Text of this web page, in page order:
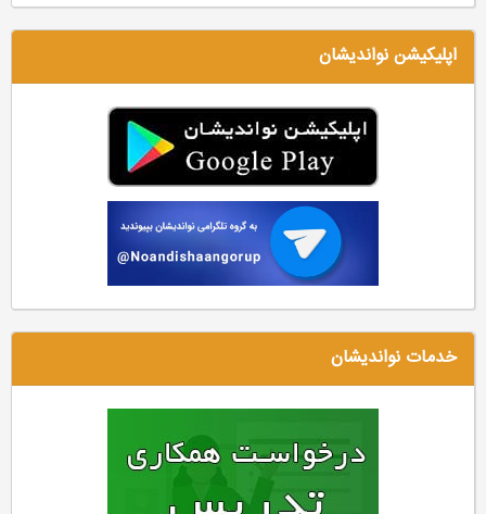
اپلیکیشن نواندیشان
خدمات نواندیشان